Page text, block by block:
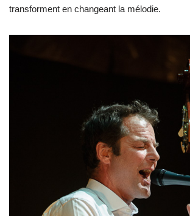
transforment en changeant la mélodie.